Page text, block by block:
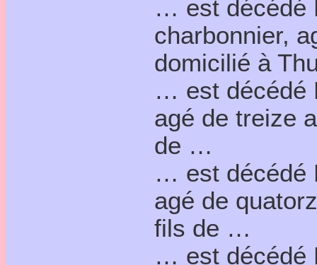
… est décédé
charbonnier,
domicilié à
… est décédé
agé de treize
de …
… est décédé
agé de
fils de …
… est décédé